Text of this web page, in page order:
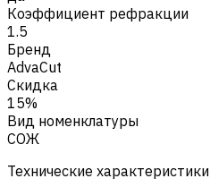
Коэффициент рефракции
1.5
Бренд
AdvaCut
Скидка
15%
Вид номенклатуры
СОЖ
Технические характеристики